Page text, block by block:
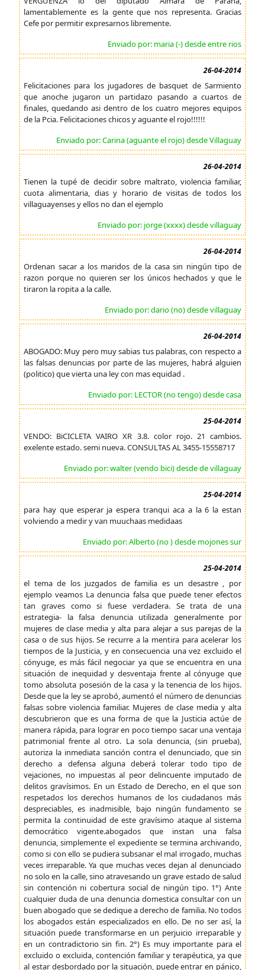
lamentablemente es la gente que nos representa. Gracias
Cefe por permitir expresarnos libremente.
Enviado por: maria (-) desde entre rios
26-04-2014
Felicitaciones para los jugadores de basquet de Sarmiento
que anoche jugaron un partidazo pasando a cuartos de
finales, quedando asi dentro de los cuatro mejores equipos
de la Pcia. Felicitaciones chicos y aguante el rojo!!!!!!
Enviado por: Carina (aguante el rojo) desde Villaguay
26-04-2014
Tienen la tupé de decidir sobre maltrato, violencia familiar,
cuota alimentaria, dias y horario de visitas de todos los
villaguayenses y ellos no dan el ejemplo
Enviado por: jorge (xxxx) desde villaguay
26-04-2014
Ordenan sacar a los maridos de la casa sin ningún tipo de
razon porque no quieren ser los únicos hechados y que le
tiraron la ropita a la calle.
Enviado por: dario (no) desde villaguay
26-04-2014
ABOGADO: Muy pero muy sabias tus palabras, con respecto a
las falsas denuncias por parte de las mujeres, habrá alguien
(politico) que vierta una ley con mas equidad .
Enviado por: LECTOR (no tengo) desde casa
25-04-2014
VENDO: BiCICLETA VAIRO XR 3.8. color rojo. 21 cambios.
exelente estado. semi nueva. CONSULTAS AL 3455-15558717
Enviado por: walter (vendo bici) desde de villaguay
25-04-2014
para hay que esperar ja espera tranqui aca a la 6 la estan
volviendo a medir y van muuchaas medidaas
Enviado por: Alberto (no ) desde mojones sur
25-04-2014
el tema de los juzgados de familia es un desastre , por
ejemplo veamos La denuncia falsa que puede tener efectos
tan graves como si fuese verdadera. Se trata de una
estrategia- la falsa denuncia utilizada generalmente por
mujeres de clase media y alta para alejar a sus parejas de la
casa o de sus hijos. Se recurre a la mentira para acelerar los
tiempos de la Justicia, y en consecuencia una vez excluido el
cónyuge, es más fácil negociar ya que se encuentra en una
situación de inequidad y desventaja frente al cónyuge que
tomo absoluta posesión de la casa y la tenencia de los hijos.
Desde que la ley se aprobó, aumentó el número de denuncias
falsas sobre violencia familiar. Mujeres de clase media y alta
descubrieron que es una forma de que la Justicia actúe de
manera rápida, para lograr en poco tiempo sacar una ventaja
patrimonial frente al otro. La sola denuncia, (sin prueba),
autoriza la inmediata sanción contra el denunciado, que sin
derecho a defensa alguna deberá tolerar todo tipo de
vejaciones, no impuestas al peor delincuente imputado de
delitos gravísimos. En un Estado de Derecho, en el que son
respetados los derechos humanos de los ciudadanos más
despreciables, es inadmisible, bajo ningún fundamento se
permita la continuidad de este gravísimo ataque al sistema
democrático vigente.abogados que instan una falsa
denuncia, simplemente el expediente se termina archivando,
como si con ello se pudiera subsanar el mal irrogado, muchas
veces irreparable. Ya que muchas veces dejan al denunciado
no solo en la calle, sino atravesando un grave estado de salud
sin contención ni cobertura social de ningún tipo. 1°) Ante
cualquier duda de una denuncia domestica consultar con un
buen abogado que se dedique a derecho de familia. No todos
los abogados están especializados en ello. De no ser así, la
situación puede transformarse en un perjuicio irreparable y
en un contradictorio sin fin. 2°) Es muy importante para el
excluido o excluida, contención familiar y terapéutica, ya que
al estar desbordado por la situación, puede entrar en pánico,